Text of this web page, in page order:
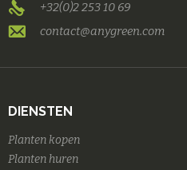
+32(0)2 253 10 69
contact@anygreen.com
DIENSTEN
Planten kopen
Planten huren